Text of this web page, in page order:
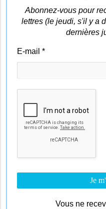
Abonnez-vous pour
lettres (le jeudi, s'il y a
dernières
E-mail*
Vous ne